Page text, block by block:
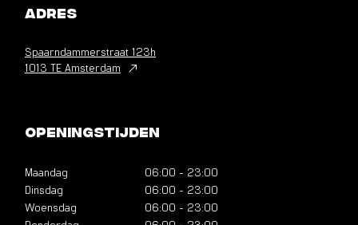
Adres
Spaarndammerstraat 123h
1013 TE Amsterdam
Openingstijden
Maandag 06:00 - 23:00
Dinsdag
06:00 - 23:00
Woensdag
06:00 - 23:00